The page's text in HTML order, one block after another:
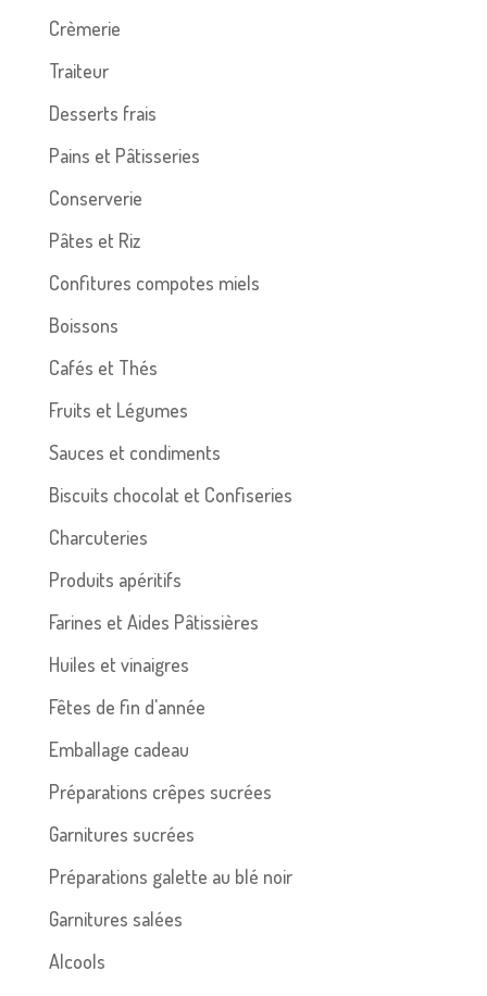
Crèmerie
Traiteur
Desserts frais
Pains et Pâtisseries
Conserverie
Pâtes et Riz
Confitures compotes miels
Boissons
Cafés et Thés
Fruits et Légumes
Sauces et condiments
Biscuits chocolat et Confiseries
Charcuteries
Produits apéritifs
Farines et Aides Pâtissières
Huiles et vinaigres
Fêtes de fin d'année
Emballage cadeau
Préparations crêpes sucrées
Garnitures sucrées
Préparations galette au blé noir
Garnitures salées
Alcools